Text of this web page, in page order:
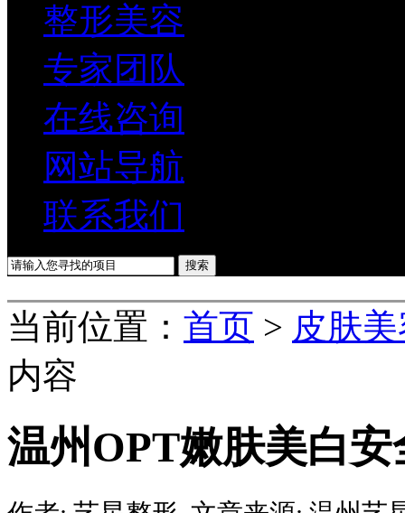
整形美容
专家团队
在线咨询
网站导航
联系我们
当前位置： 首页 > 皮肤
内容
温州OPT嫩肤美白安